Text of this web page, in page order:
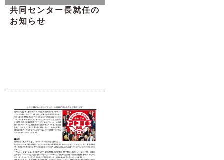
共同センター長就任の
お知らせ